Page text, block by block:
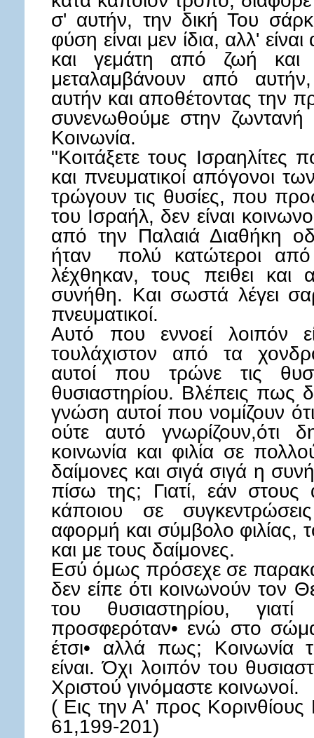
σ' αυτήν, την δική Του
φύση είναι μεν ίδια, αλλ'
και γεμάτη από ζωή και
μεταλαμβάνουν από
αυτήν και αποθέτοντας την
συνενωθούμε στην
Κοινωνία.
"Κοιτάξετε τους Ισραηλίτες
και πνευματικοί απόγονοι
τρώγουν τις θυσίες, που
του Ισραήλ, δεν είναι
από την Παλαιά Διαθήκη
ήταν πολύ κατώτεροι
λέχθηκαν, τους πειθει
συνήθη. Και σωστά λέγει
πνευματικοί.
Αυτό που εννοεί λοιπόν
τουλάχιστον από τα
αυτοί που τρώνε τις
θυσιαστηρίου. Βλέπεις πως
γνώση αυτοί που νομίζουν ότι
ούτε αυτό γνωρίζουν,ότι
κοινωνία και φιλία σε
δαίμονες και σιγά σιγά η
πίσω της; Γιατί, εάν
κάποιου σε
αφορμή και σύμβολο φιλίας,
και με τους δαίμονες.
Εσύ όμως πρόσεχε σε
δεν είπε ότι κοινωνούν τον
του θυσιαστηρίου,
προσφερόταν• ενώ στο
έτσι• αλλά πως; Κοινωνία
είναι. Όχι λοιπόν του
Χριστού γινόμαστε κοινωνοί.
( Εις την Α' προς
61,199-201)